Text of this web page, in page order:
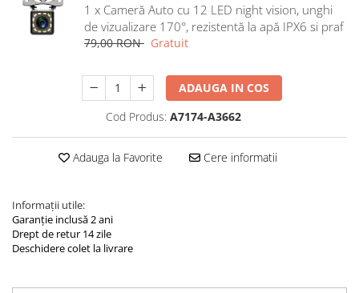
1 x Cameră Auto cu 12 LED night vision, unghi
de vizualizare 170°, rezistentă la apă IPX6 si praf
79,00 RON Gratuit
ADAUGA IN COS
Cod Produs: A7174-A3662
Adauga la Favorite Cere informatii
Informații utile:
Garanție inclusă 2 ani
Drept de retur 14 zile
Deschidere colet la livrare